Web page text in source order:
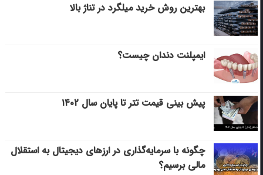
بهترین روش خرید میلگرد در تناژ بالا
ایمپلنت دندان چیست؟
پیش بینی قیمت تتر تا پایان سال ۱۴۰۲
چگونه با سرمایه‌گذاری در ارزهای دیجیتال به استقلال
مالی برسیم؟